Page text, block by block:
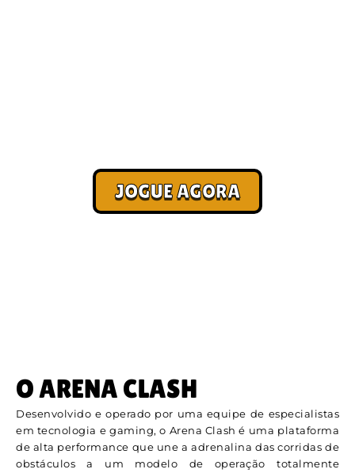
JOGUE AGORA
O ARENA CLASH
Desenvolvido e operado por uma equipe de especialistas
em tecnologia e gaming, o Arena Clash é uma plataforma
de alta performance que une a adrenalina das corridas de
obstáculos a um modelo de operação totalmente